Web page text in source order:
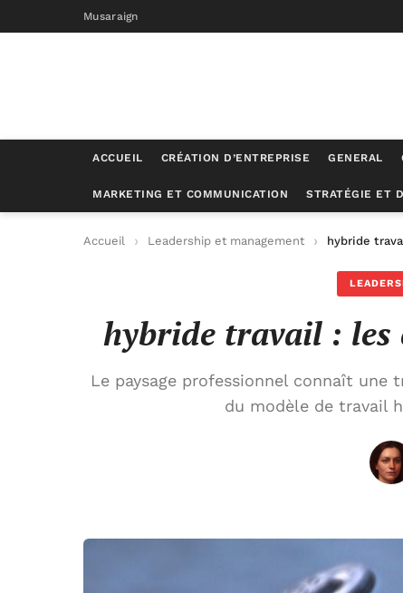
Musaraign
ACCUEIL CRÉATION D’ENTREPRISE GENERAL
MARKETING ET COMMUNICATION STRATÉGIE ET
Accueil Leadership et management hybride
hybride travail : les
Le paysage professionnel connaît une
du modèle de travail